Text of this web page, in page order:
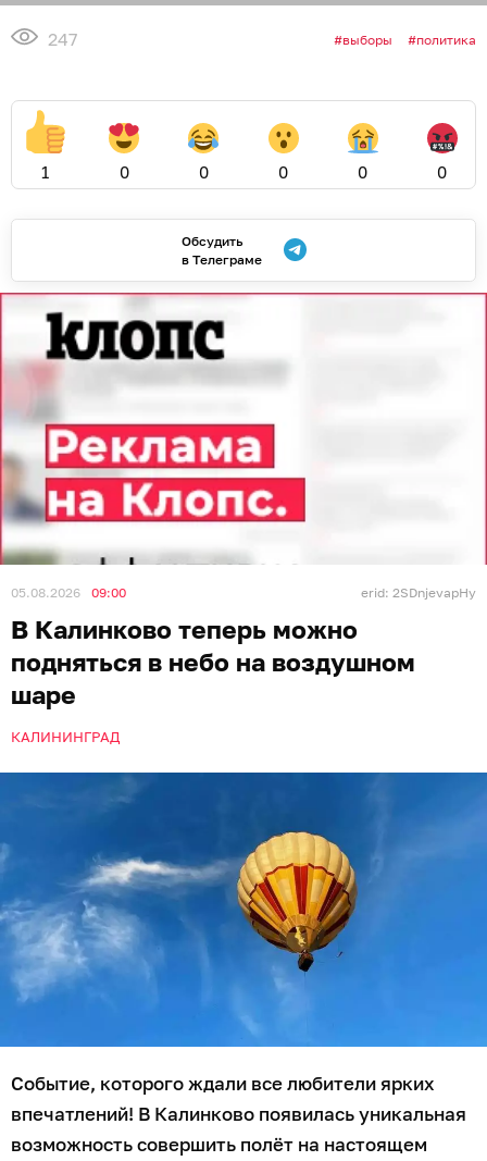
247 выборы политика
1 0 0 0 0 0
Обсудить
в Телеграме
05.08.2026 09:00 erid: 2SDnjevapHy
В Калинково теперь можно
подняться в небо на воздушном
шаре
КАЛИНИНГРАД
Событие, которого ждали все любители ярких
впечатлений! В Калинково появилась уникальная
возможность совершить полёт на настоящем